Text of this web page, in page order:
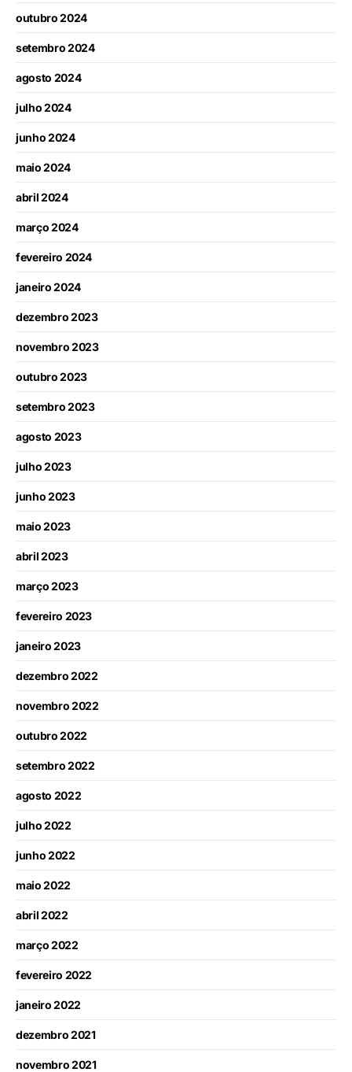
outubro 2024
setembro 2024
agosto 2024
julho 2024
junho 2024
maio 2024
abril 2024
março 2024
fevereiro 2024
janeiro 2024
dezembro 2023
novembro 2023
outubro 2023
setembro 2023
agosto 2023
julho 2023
junho 2023
maio 2023
abril 2023
março 2023
fevereiro 2023
janeiro 2023
dezembro 2022
novembro 2022
outubro 2022
setembro 2022
agosto 2022
julho 2022
junho 2022
maio 2022
abril 2022
março 2022
fevereiro 2022
janeiro 2022
dezembro 2021
novembro 2021